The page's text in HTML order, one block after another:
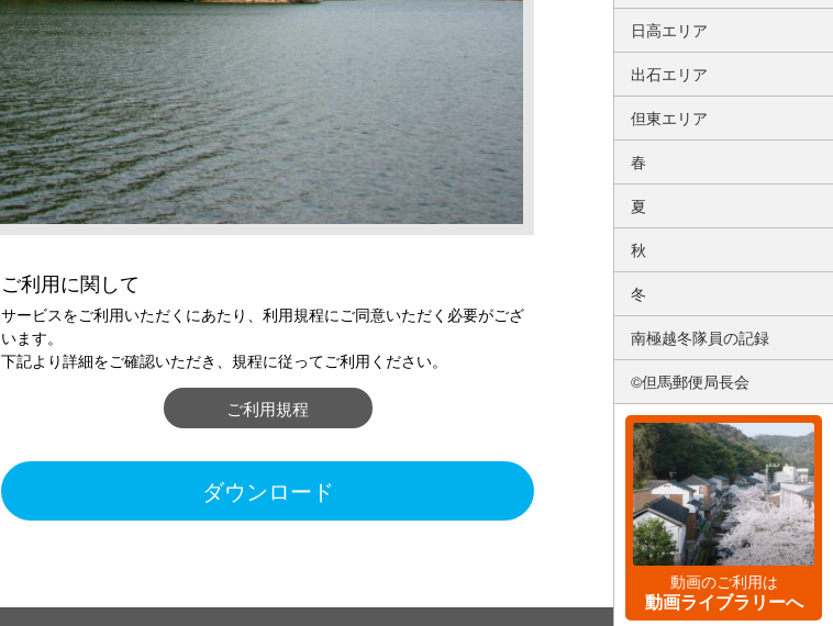
ご利用に関して
サービスをご利用いただくにあたり、利用規程にご同意いただく必要がござ
います。
下記より詳細をご確認いただき、規程に従ってご利用ください。
ご利用規程
ダウンロード
日高エリア
出石エリア
但東エリア
春
夏
秋
冬
南極越冬隊員の記録
©但馬郵便局長会
動画のご利用は
動画ライブラリーへ